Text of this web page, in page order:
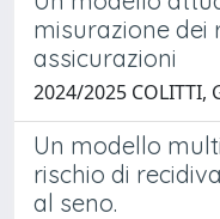
misurazione dei
assicurazioni
2024/2025 COLITTI,
Un modello
rischio di
al seno.